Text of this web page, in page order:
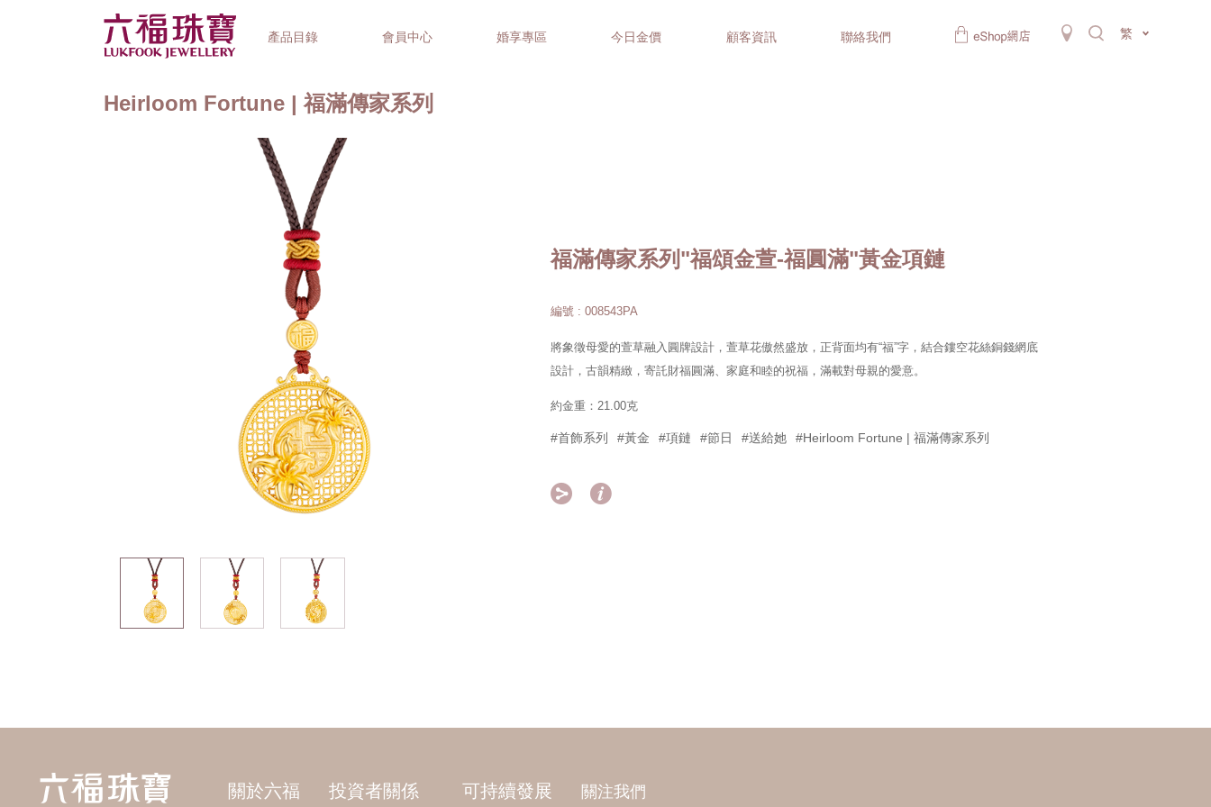
產品目錄 會員中心 婚享專區 今日金價 顧客資訊 聯絡我們 繁
精選禮品
Heirloom Fortune | 福滿傳家系列
福滿傳家系列"福頌金萱-福圓滿"黃金項鏈
編號 : 008543PA
將象徵母愛的萱草融入圓牌設計，萱草花傲然盛放，正背面均有“福”字，結合鏤空花絲銅錢網底
設計，古韻精緻，寄託財福圓滿、家庭和睦的祝福，滿載對母親的愛意。
約金重：21.00克
#首飾系列 #黃金 #項鏈 #節日 #送給她 #Heirloom Fortune | 福滿傳家系列
 
關於六福 投資者關係 可持續發展 關注我們